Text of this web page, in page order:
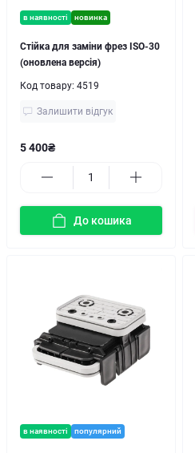
в наявності новинка
Стійка для заміни фрез ISO-30
(оновлена версія)
Код товару: 4519
Залишити відгук
5 400₴
До кошика
в наявності популярний